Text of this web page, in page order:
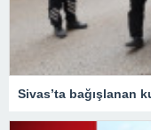
Sivas’ta bağışlanan